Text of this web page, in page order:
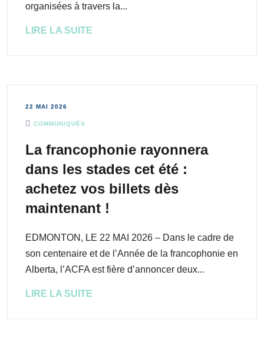
organisées à travers la...
LIRE LA SUITE
22 MAI 2026
COMMUNIQUÉS
La francophonie rayonnera
dans les stades cet été :
achetez vos billets dès
maintenant !
EDMONTON, LE 22 MAI 2026 – Dans le cadre de
son centenaire et de l’Année de la francophonie en
Alberta, l’ACFA est fière d’annoncer deux...
LIRE LA SUITE